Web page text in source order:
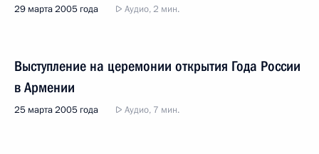
29 марта 2005 года Аудио, 2 мин.
Выступление на церемонии открытия Года России
в Армении
25 марта 2005 года Аудио, 7 мин.